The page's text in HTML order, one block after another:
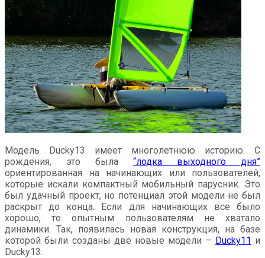
Модель Ducky13 имеет многолетнюю историю. С
рождения, это была “лодка выходного дня”
ориентированная на начинающих или пользователей,
которые искали компактный мобильный парусник. Это
был удачный проект, но потенциал этой модели не был
раскрыт до конца. Если для начинающих все было
хорошо, то опытным пользователям не хватало
динамики. Так, появилась новая конструкция, на базе
которой были созданы две новые модели – Ducky11 и
Ducky13.